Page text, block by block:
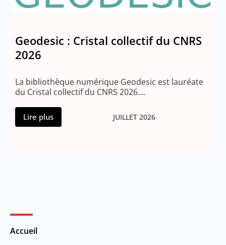
Geodesic : Cristal collectif du CNRS
2026
La bibliothèque numérique Geodesic est lauréate
du Cristal collectif du CNRS 2026....
Lire plus JUILLET 2026
Accueil